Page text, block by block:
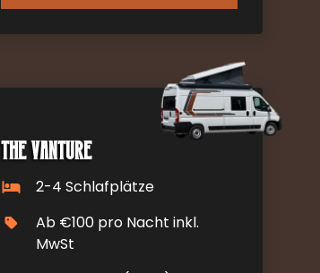
The Vanture
2-4 Schlafplätze
Ab €100 pro Nacht inkl.
MwSt